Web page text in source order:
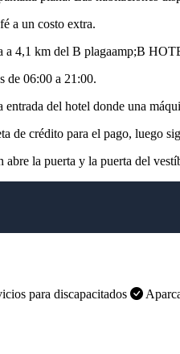
a un costo extra.
a 4,1 km del B plagaamp;B
de 06:00 a 21:00.
entrada del hotel donde una
de crédito para el pago, luego
la puerta y la puerta del
para discapacitados